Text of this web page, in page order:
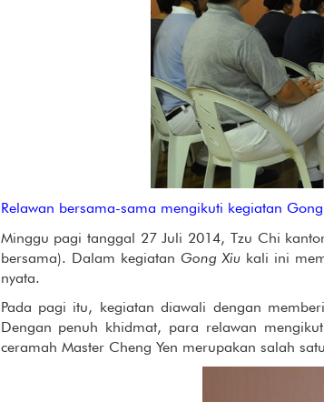
Relawan bersama-sama mengikuti kegiatan
Minggu pagi tanggal 27 Juli 2014, Tzu Chi
bersama). Dalam kegiatan Gong Xiukali ini
nyata.
Pada pagi itu, kegiatan diawali dengan
Dengan penuh khidmat, para relawan
ceramah Master Cheng Yen merupakan salah